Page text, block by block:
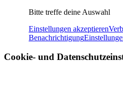
Bitte treffe deine Auswahl
Einstellungen akzeptieren
Benachrichtigung
Cookie- und